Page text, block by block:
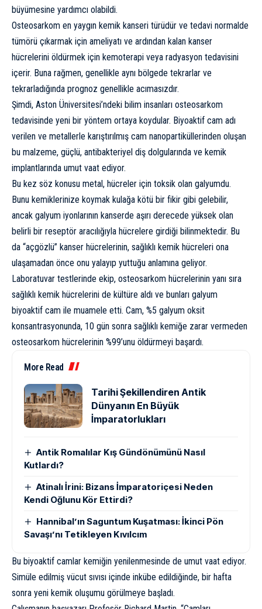
büyümesine yardımcı olabildi.
Osteosarkom en yaygın kemik kanseri türüdür ve tedavi normalde
tümörü çıkarmak için ameliyatı ve ardından kalan kanser
hücrelerini öldürmek için kemoterapi veya radyasyon tedavisini
içerir. Buna rağmen, genellikle aynı bölgede tekrarlar ve
tekrarladığında prognoz genellikle acımasızdır.
Şimdi, Aston Üniversitesi’ndeki bilim insanları osteosarkom
tedavisinde yeni bir yöntem ortaya koydular. Biyoaktif cam adı
verilen ve metallerle karıştırılmış cam nanopartiküllerinden oluşan
bu malzeme, güçlü, antibakteriyel diş dolgularında ve kemik
implantlarında umut vaat ediyor.
Bu kez söz konusu metal, hücreler için toksik olan galyumdu.
Bunu kemiklerinize koymak kulağa kötü bir fikir gibi gelebilir,
ancak galyum iyonlarının kanserde aşırı derecede yüksek olan
belirli bir reseptör aracılığıyla hücrelere girdiği bilinmektedir. Bu
da “açgözlü” kanser hücrelerinin, sağlıklı kemik hücreleri ona
ulaşamadan önce onu yalayıp yuttuğu anlamına geliyor.
Laboratuvar testlerinde ekip, osteosarkom hücrelerinin yanı sıra
sağlıklı kemik hücrelerini de kültüre aldı ve bunları galyum
biyoaktif cam ile muamele etti. Cam, %5 galyum oksit
konsantrasyonunda, 10 gün sonra sağlıklı kemiğe zarar vermeden
osteosarkom hücrelerinin %99’unu öldürmeyi başardı.
More Read
Tarihi Şekillendiren Antik
Dünyanın En Büyük
İmparatorlukları
Antik Romalılar Kış Gündönümünü Nasıl
Kutlardı?
Atinalı İrini: Bizans İmparatoriçesi Neden
Kendi Oğlunu Kör Ettirdi?
Hannibal’ın Saguntum Kuşatması: İkinci Pön
Savaşı’nı Tetikleyen Kıvılcım
Bu biyoaktif camlar kemiğin yenilenmesinde de umut vaat ediyor.
Simüle edilmiş vücut sıvısı içinde inkübe edildiğinde, bir hafta
sonra yeni kemik oluşumu görülmeye başladı.